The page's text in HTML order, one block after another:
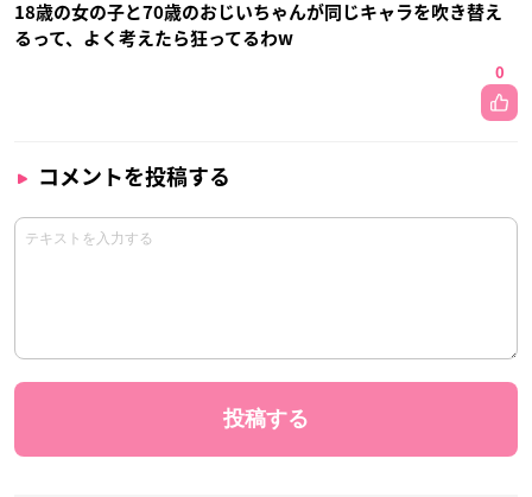
18歳の女の子と70歳のおじいちゃんが同じキャラを吹き替え
るって、よく考えたら狂ってるわw
0
コメントを投稿する